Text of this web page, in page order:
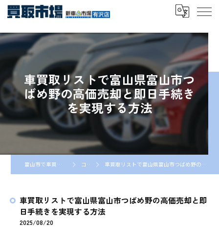
車買取リストで富山県富山市つ
ばめ野の高価売却と即日手続き
を実現する方法
富山市で車買取なら車買取市場 コラム 車買取リストで富山県富山市つばめ野の高価売却と即日手続きを実現する方法
車買取リストで富山県富山市つばめ野の高価売却と即
日手続きを実現する方法
2025/08/20